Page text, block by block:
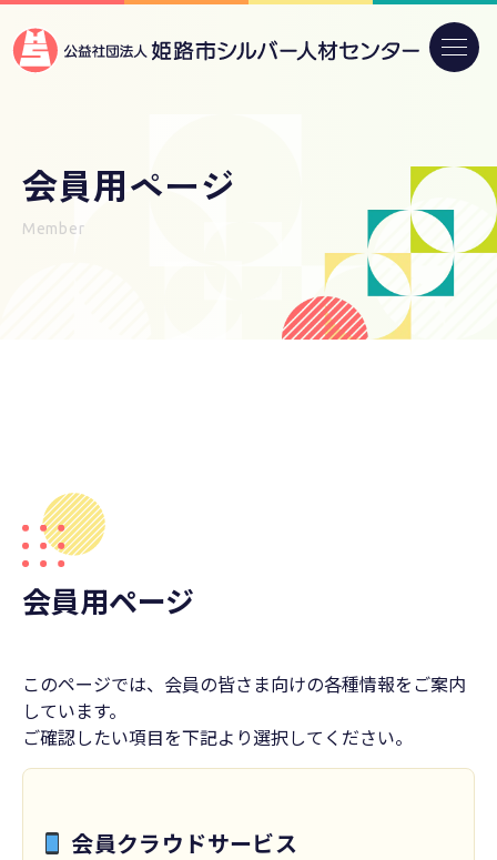
会員用ページ
Member
会員用ページ
このページでは、会員の皆さま向けの各種情報をご案内
しています。
ご確認したい項目を下記より選択してください。
会員クラウドサービス